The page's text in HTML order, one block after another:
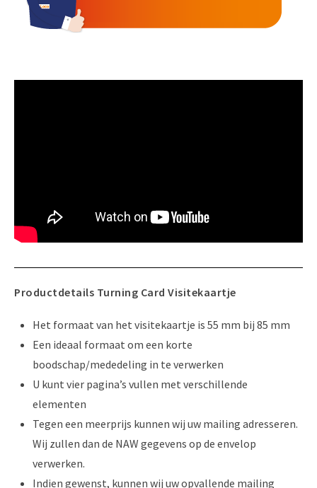
Productdetails Turning Card Visitekaartje
Het formaat van het visitekaartje is 55 mm bij 85 mm
Een ideaal formaat om een korte
boodschap/mededeling in te verwerken
U kunt vier pagina’s vullen met verschillende
elementen
Tegen een meerprijs kunnen wij uw mailing adresseren.
Wij zullen dan de NAW gegevens op de envelop
verwerken.
Indien gewenst, kunnen wij uw opvallende mailing